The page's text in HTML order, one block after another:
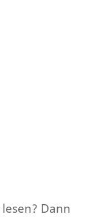
Dann